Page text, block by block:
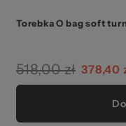
Torebka O bag soft
518,00 zł 378,40